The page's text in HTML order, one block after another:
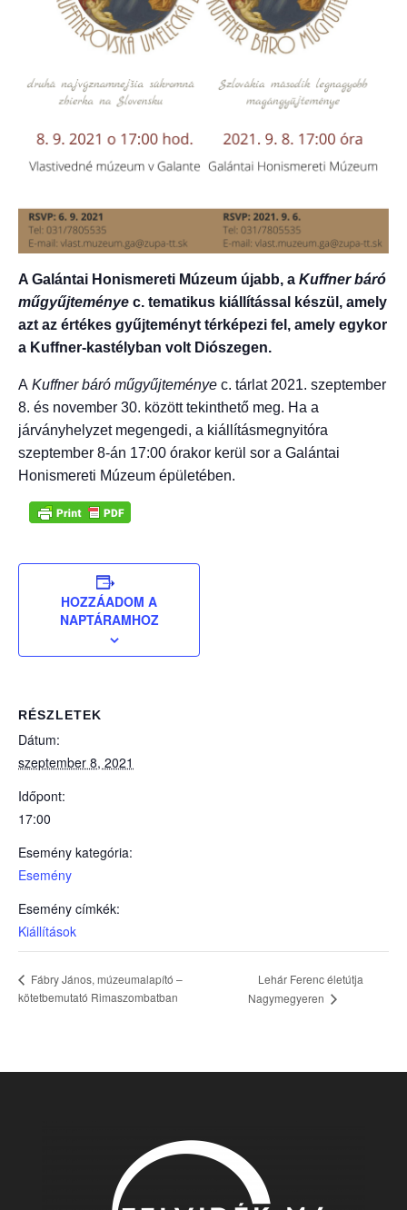
A Galántai Honismereti Múzeum újabb, a Kuffner báró
műgyűjteménye c. tematikus kiállítással készül, amely
azt az értékes gyűjteményt térképezi fel, amely egykor
a Kuffner-kastélyban volt Diószegen.
A Kuffner báró műgyűjteménye c. tárlat 2021. szeptember
8. és november 30. között tekinthető meg. Ha a
járványhelyzet megengedi, a kiállításmegnyitóra
szeptember 8-án 17:00 órakor kerül sor a Galántai
Honismereti Múzeum épületében.
HOZZÁADOM A
NAPTÁRAMHOZ
RÉSZLETEK
Dátum:
szeptember 8, 2021
Időpont:
17:00
Esemény kategória:
Esemény
Esemény címkék:
Kiállítások
Fábry János, múzeumalapító –
kötetbemutató Rimaszombatban
Lehár Ferenc életútja
Nagymegyeren